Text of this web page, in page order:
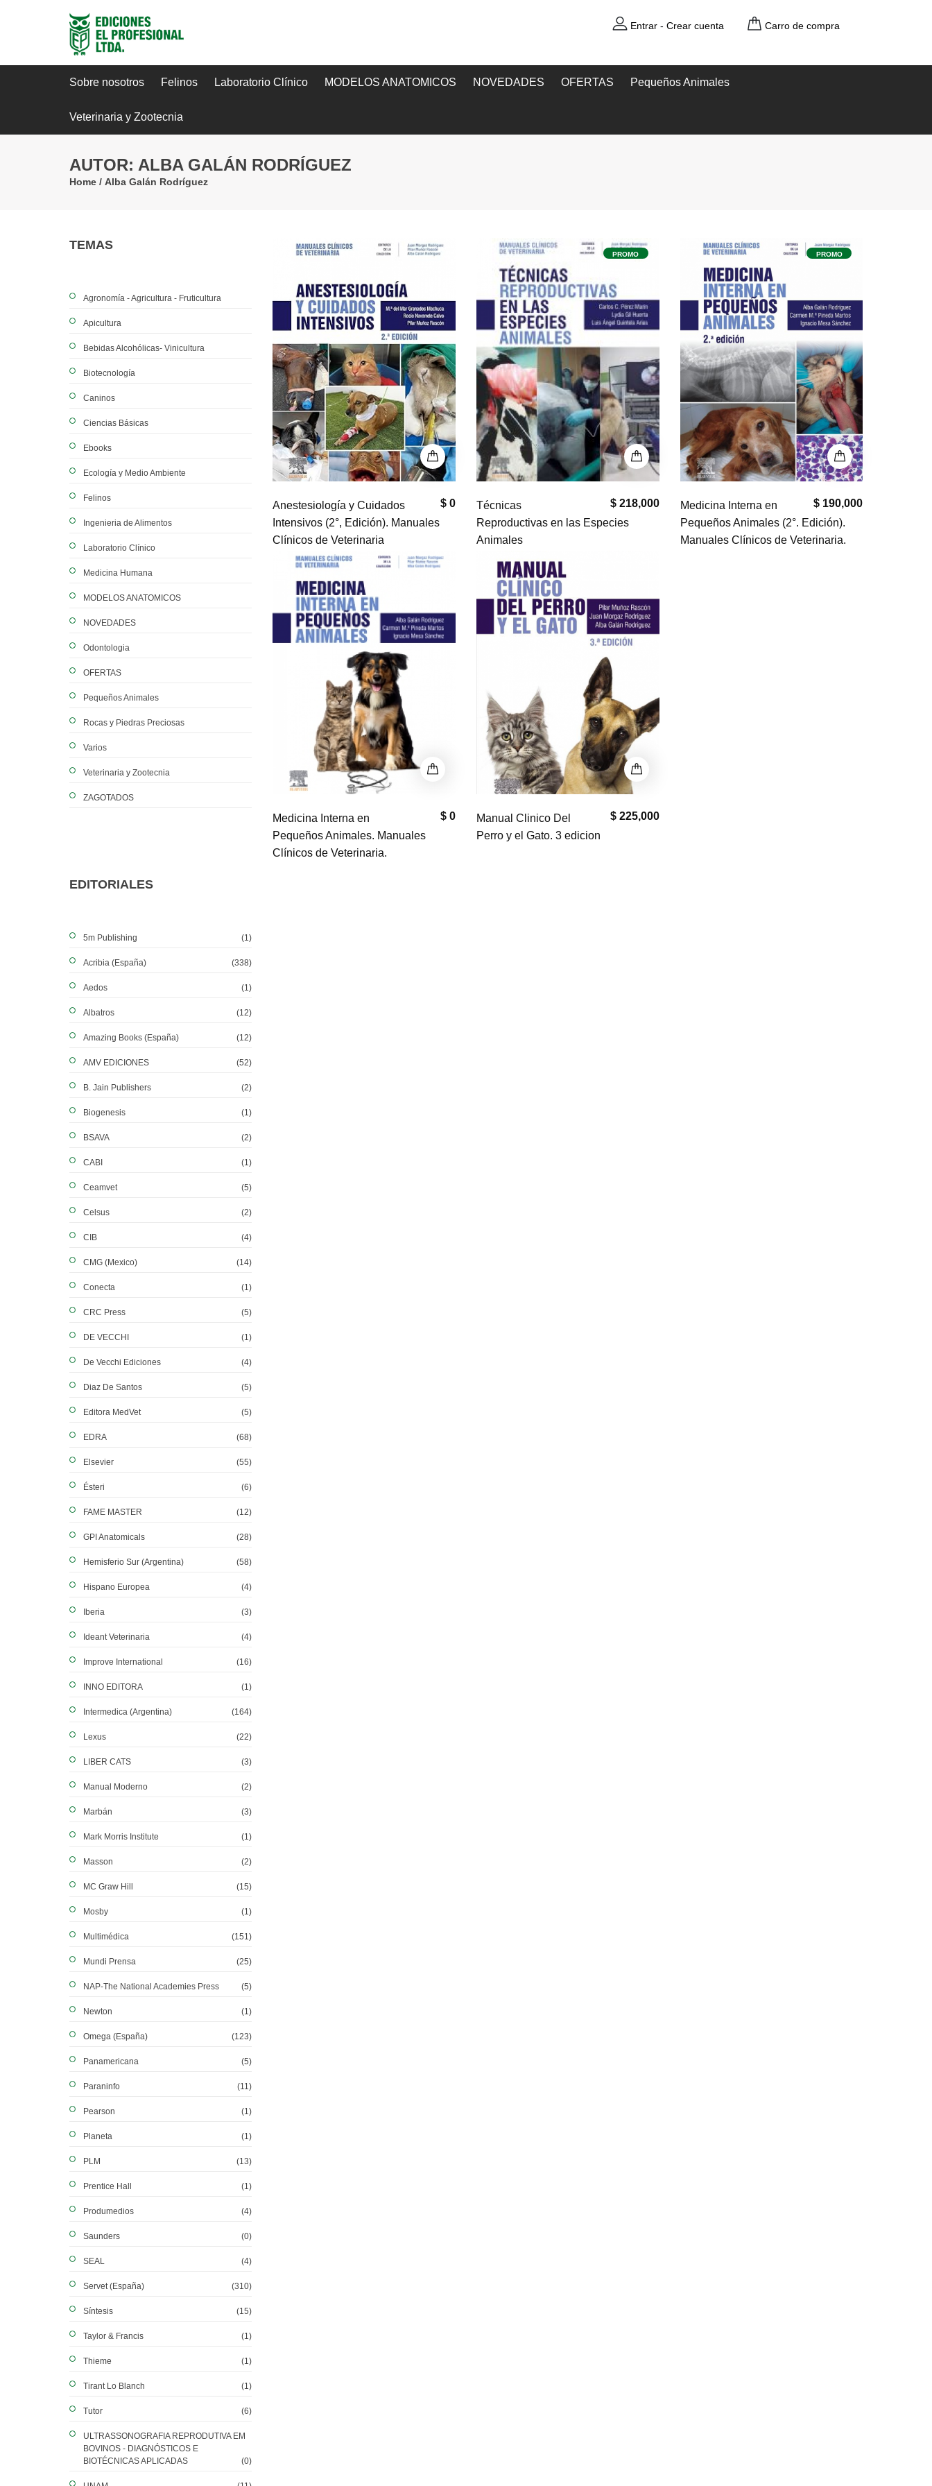
Entrar- Crear cuenta Carro de compra
Sobre nosotros Felinos Laboratorio Clínico MODELOS ANATOMICOS NOVEDADES OFERTAS Pequeños Animales
Veterinaria y Zootecnia
AUTOR: ALBA GALÁN RODRÍGUEZ
Home/ Alba Galán Rodríguez
TEMAS
Agronomía - Agricultura - Fruticultura
Apicultura
Bebidas Alcohólicas- Vinicultura
Biotecnología
Caninos
Ciencias Básicas
Ebooks
Ecología y Medio Ambiente
Felinos
Ingenieria de Alimentos
Laboratorio Clínico
Medicina Humana
MODELOS ANATOMICOS
NOVEDADES
Odontologia
OFERTAS
Pequeños Animales
Rocas y Piedras Preciosas
Varios
Veterinaria y Zootecnia
ZAGOTADOS
EDITORIALES
5m Publishing (1)
Acribia (España) (338)
Aedos (1)
Albatros (12)
Amazing Books (España) (12)
AMV EDICIONES (52)
B. Jain Publishers (2)
Biogenesis (1)
BSAVA (2)
CABI (1)
Ceamvet (5)
Celsus (2)
CIB (4)
CMG (Mexico) (14)
Conecta (1)
CRC Press (5)
DE VECCHI (1)
De Vecchi Ediciones (4)
Diaz De Santos (5)
Editora MedVet (5)
EDRA (68)
Elsevier (55)
Ésteri (6)
FAME MASTER (12)
GPI Anatomicals (28)
Hemisferio Sur (Argentina) (58)
Hispano Europea (4)
Iberia (3)
Ideant Veterinaria (4)
Improve International (16)
INNO EDITORA (1)
Intermedica (Argentina) (164)
Lexus (22)
LIBER CATS (3)
Manual Moderno (2)
Marbán (3)
Mark Morris Institute (1)
Masson (2)
MC Graw Hill (15)
Mosby (1)
Multimédica (151)
Mundi Prensa (25)
NAP-The National Academies Press (5)
Newton (1)
Omega (España) (123)
Panamericana (5)
Paraninfo (11)
Pearson (1)
Planeta (1)
PLM (13)
Prentice Hall (1)
Produmedios (4)
Saunders (0)
SEAL (4)
Servet (España) (310)
Síntesis (15)
Taylor & Francis (1)
Thieme (1)
Tirant Lo Blanch (1)
Tutor (6)
ULTRASSONOGRAFIA REPRODUTIVA EM
BOVINOS - DIAGNÓSTICOS E
BIOTÉCNICAS APLICADAS
(0)
$ 0
Anestesiología y Cuidados
Intensivos (2°, Edición). Manuales
Clínicos de Veterinaria
PROMO
$ 218,000
Técnicas
Reproductivas en las Especies
Animales
PROMO
$ 190,000
Medicina Interna en
Pequeños Animales (2°. Edición).
Manuales Clínicos de Veterinaria.
$ 0
Medicina Interna en
Pequeños Animales. Manuales
Clínicos de Veterinaria.
$ 225,000
Manual Clinico Del
Perro y el Gato. 3 edicion